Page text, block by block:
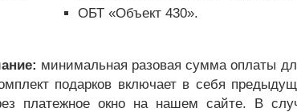
ОБТ «Объект 430».
минимальная разовая сумма оплаты
подарков включает в себя
платежное окно на нашем сайте. В